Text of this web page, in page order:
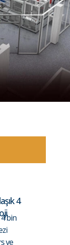
4
bin
ve